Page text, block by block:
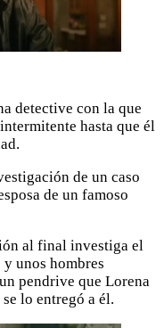
detective con la que
hasta que él
de un caso
de un famoso
al final investiga el
y unos hombres
pendrive que Lorena
lo entregó a él.